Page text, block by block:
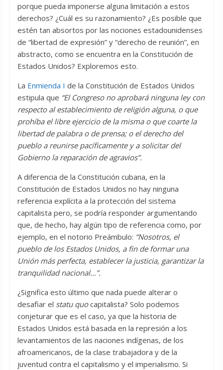
porque pueda imponerse alguna limitación a estos
derechos? ¿Cuál es su razonamiento? ¿Es posible que
estén tan absortos por las nociones estadounidenses
de “libertad de expresión” y “derecho de reunión”, en
abstracto, como se encuentra en la Constitución de
Estados Unidos? Exploremos esto.
La Enmienda I de la Constitución de Estados Unidos
estipula que “El Congreso no aprobará ninguna ley con
respecto al establecimiento de religión alguna, o que
prohíba el libre ejercicio de la misma o que coarte la
libertad de palabra o de prensa; o el derecho del
pueblo a reunirse pacíficamente y a solicitar del
Gobierno la reparación de agravios”.
A diferencia de la Constitución cubana, en la
Constitución de Estados Unidos no hay ninguna
referencia explícita a la protección del sistema
capitalista pero, se podría responder argumentando
que, de hecho, hay algún tipo de referencia como, por
ejemplo, en el notorio Preámbulo: “Nosotros, el
pueblo de los Estados Unidos, a fin de formar una
Unión más perfecta, establecer la justicia, garantizar la
tranquilidad nacional…”.
¿Significa esto último que nada puede alterar o
desafiar el statu quocapitalista? Solo podemos
conjeturar que es el caso, ya que la historia de
Estados Unidos está basada en la represión a los
levantamientos de las naciones indígenas, de los
afroamericanos, de la clase trabajadora y de la
juventud contra el capitalismo y el imperialismo. Si